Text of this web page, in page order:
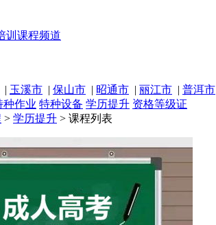
训课程频道
| 玉溪市 | 保山市 | 昭通市 | 丽江市 | 普洱市
种作业 特种设备 学历提升 资格等级证
> 学历提升 > 课程列表